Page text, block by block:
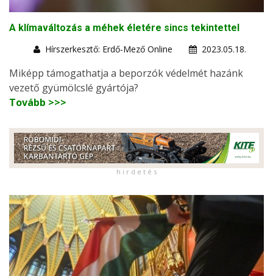
A klímaváltozás a méhek életére sincs tekintettel
Hírszerkesztő: Erdő-Mező Online
2023.05.18.
Miképp támogathatja a beporzók védelmét hazánk
vezető gyümölcslé gyártója?
Tovább >>>
h i r d e t é s